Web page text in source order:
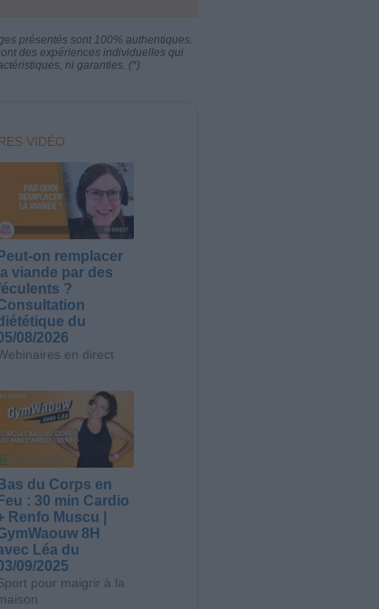
présentés sont 100% authentiques.
des expériences individuelles qui
ni garanties. (*)
VIDÉO
Peut-on remplacer
la viande par des
?
du
08/2026
en direct
Bas du Corps en
Feu : 30 min Cardio
Renfo Muscu |
8H
Léa du
09/2025
pour maigrir à la